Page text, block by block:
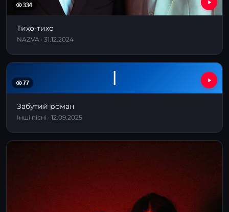
334
Тихо-тихо
NAZVA · 31.12.2024
І
77
Забутий роман
Інші пісні · 12.09.2025